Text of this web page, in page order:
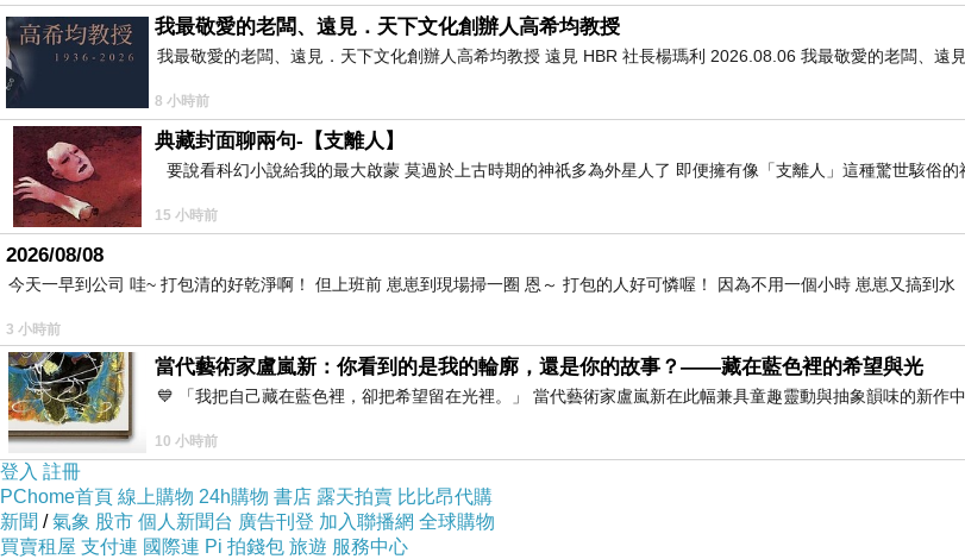
須菩提！若有人言：『如來若來、若去﹑若坐、若臥』是人不解我所說義；
何以故？如來者，無所從來亦無所去故名如來。」
●白話文:
佛告訴須菩提說：「如果有人因為如來我有行、住、坐、臥四種威儀相的
種威儀中去證悟無相的法身如來，表示這個人心中還是執著於形相，不了解
為什麼呢？因為如來真正所指的是我們的佛性本體，而不是外在的形相。
覺悟的時候，佛性呈現，這個時候佛性也不是從別處而來。此佛性本體
來。
========================
我最敬愛的老闆、遠見．天下文化創辦人高希均教授
我最敬愛的老闆、遠見．天下文化創辦人高希均教授 遠見 HBR 社長楊瑪利 2026.08.06 我最敬愛的老闆、遠
8 小時前
典藏封面聊兩句-【支離人】
要說看科幻小說給我的最大啟蒙 莫過於上古時期的神祇多為外星人了 即便擁有像「支離人」這種驚世駭俗
15 小時前
2026/08/08
今天一早到公司 哇~ 打包清的好乾淨啊！ 但上班前 崽崽到現場掃一圈 恩～ 打包的人好可憐喔！ 因為不用一個小時 崽崽又搞到水
3 小時前
當代藝術家盧嵐新：你看到的是我的輪廓，還是你的故事？——藏在藍色裡的希望與光
💙 「我把自己藏在藍色裡，卻把希望留在光裡。」 當代藝術家盧嵐新在此幅兼具童趣靈動與抽象韻味的新作
10 小時前
登入 註冊
PChome首頁 線上購物 24h購物 書店 露天拍賣 比比昂代購
新聞 /氣象 股市 個人新聞台 廣告刊登 加入聯播網 全球購物
買賣租屋 支付連 國際連 Pi 拍錢包 旅遊 服務中心